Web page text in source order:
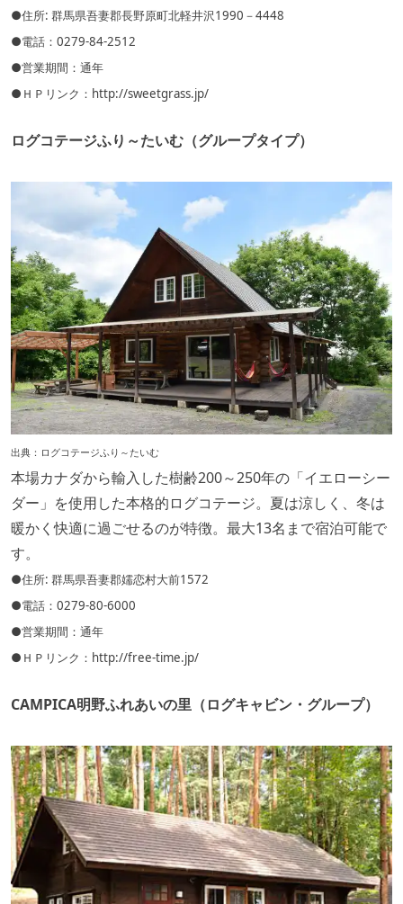
●住所: 群馬県吾妻郡長野原町北軽井沢1990－4448
●電話：0279-84-2512
●営業期間：通年
●ＨＰリンク： http://sweetgrass.jp/
ログコテージふり～たいむ（グループタイプ）
出典： ログコテージふり～たいむ
本場カナダから輸入した樹齢200～250年の「イエローシー
ダー」を使用した本格的ログコテージ。夏は涼しく、冬は
暖かく快適に過ごせるのが特徴。最大13名まで宿泊可能で
す。
●住所: 群馬県吾妻郡嬬恋村大前1572
●電話：0279-80-6000
●営業期間：通年
●ＨＰリンク： http://free-time.jp/
CAMPICA明野ふれあいの里（ログキャビン・グループ）